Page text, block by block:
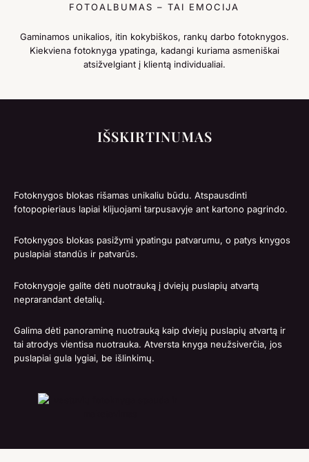
FOTOALBUMAS – TAI EMOCIJA
Gaminamos unikalios, itin kokybiškos, rankų darbo fotoknygos.
Kiekviena fotoknyga ypatinga, kadangi kuriama asmeniškai
atsižvelgiant į klientą individualiai.
IŠSKIRTINUMAS
Fotoknygos blokas rišamas unikaliu būdu. Atspausdinti
fotopopieriaus lapiai klijuojami tarpusavyje ant kartono pagrindo.
Fotoknygos blokas pasižymi ypatingu patvarumu, o patys knygos
puslapiai standūs ir patvarūs.
Fotoknygoje galite dėti nuotrauką į dviejų puslapių atvartą
neprarandant detalių.
Galima dėti panoraminę nuotrauką kaip dviejų puslapių atvartą ir
tai atrodys vientisa nuotrauka. Atversta knyga neužsiverčia, jos
puslapiai gula lygiai, be išlinkimų.